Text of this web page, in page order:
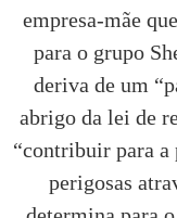
empresa-mãe
para o grupo
deriva de um
abrigo da lei de
“contribuir para a
perigosas